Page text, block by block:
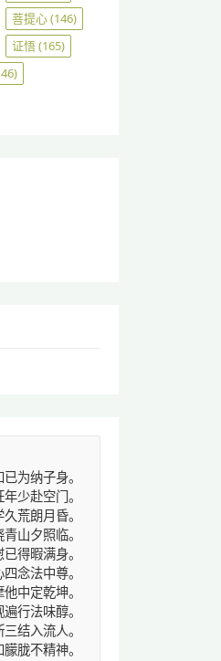
菩提心(146)
证悟(165)
为纳子身。
少赴空门。
荒朗月昏。
山夕照临。
得暇满身。
念法中尊。
中定乾坤。
行法味醇。
结入流人。
胧不精神。